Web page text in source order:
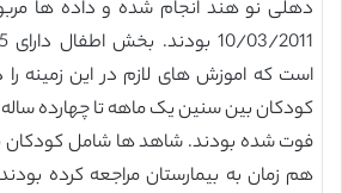
است که اموزش های لازم در این زمینه
کودکان بین سنین یک ماهه تا چهارده ساله
فوت شده بودند. شاهد ها شامل کودکان
هم زمان به بیمارستان مراجعه کرده